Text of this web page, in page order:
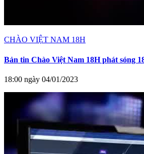
CHÀO VIỆT NAM 18H
Bản tin Chào Việt Nam 18H phát sóng
18:00 ngày 04/01/2023